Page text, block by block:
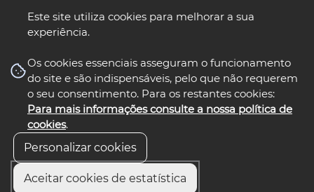
Este site utiliza cookies para melhorar a sua
experiência.
Os cookies essenciais asseguram o funcionamento
do site e são indispensáveis, pelo que não requerem
o seu consentimento. Para os restantes cookies:
Para mais informações consulte a nossa política de
cookies.
Personalizar cookies
Aceitar cookies de estatística
nos select language